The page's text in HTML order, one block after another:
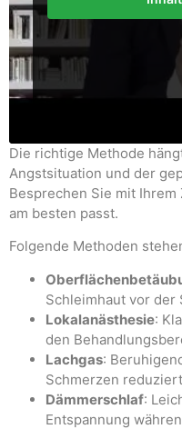
Die richtige Methode
Angstsituation und der
Besprechen Sie mit
am besten passt.
Folgende Methoden
Schleimhaut vor der
Lokalanästhesie:
den
Lachgas:
Schmerzen reduziert
Dämmerschlaf:
Entspannung